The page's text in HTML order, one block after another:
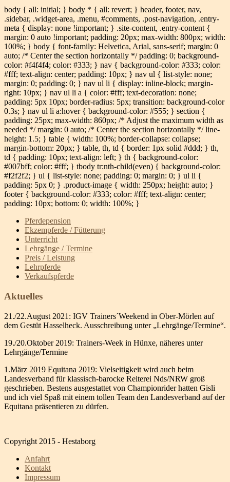
body { all: initial; } body * { all: revert; } header, footer, nav,
.sidebar, .widget-area, .menu, #comments, .post-navigation, .entry-
meta { display: none !important; } .site-content, .entry-content {
margin: 0 auto !important; padding: 20px; max-width: 800px; width:
100%; } body { font-family: Helvetica, Arial, sans-serif; margin: 0
auto; /* Center the section horizontally */ padding: 0; background-
color: #f4f4f4; color: #333; } nav { background-color: #333; color:
#fff; text-align: center; padding: 10px; } nav ul { list-style: none;
margin: 0; padding: 0; } nav ul li { display: inline-block; margin-
right: 10px; } nav ul li a { color: #fff; text-decoration: none;
padding: 5px 10px; border-radius: 5px; transition: background-color
0.3s; } nav ul li a:hover { background-color: #555; } section {
padding: 25px; max-width: 860px; /* Adjust the maximum width as
needed */ margin: 0 auto; /* Center the section horizontally */ line-
height: 1.5; } table { width: 100%; border-collapse: collapse;
margin-bottom: 20px; } table, th, td { border: 1px solid #ddd; } th,
td { padding: 10px; text-align: left; } th { background-color:
#007bff; color: #fff; } tbody tr:nth-child(even) { background-color:
#f2f2f2; } ul { list-style: none; padding: 0; margin: 0; } ul li {
padding: 5px 0; } .product-image { width: 250px; height: auto; }
footer { background-color: #333; color: #fff; text-align: center;
padding: 10px; bottom: 0; width: 100%; }
Pferdepension
Ekzempferde / Fütterung
Unterricht
Lehrgänge / Termine
Preis / Leistung
Lehrpferde
Verkaufspferde
Aktuelles
21./22.August 2021: IGV Trainers´Weekend in Ober-Mörlen auf
dem Gestüt Hasselheck. Ausschreibung unter „Lehrgänge/Termine“.
19./20.Oktober 2019: Trainers-Week in Hünxe, näheres unter
Lehrgänge/Termine
1.März 2019 Equitana 2019: Vielseitigkeit wird auch beim
Landesverband für klassisch-barocke Reiterei Nds/NRW groß
geschrieben. Bestens ausgestattet von Championrider hatten Gisli
und ich viel Spaß mit einem tollen Team den Landesverband auf der
Equitana präsentieren zu dürfen.
Copyright 2015 - Hestaborg
Anfahrt
Kontakt
Impressum